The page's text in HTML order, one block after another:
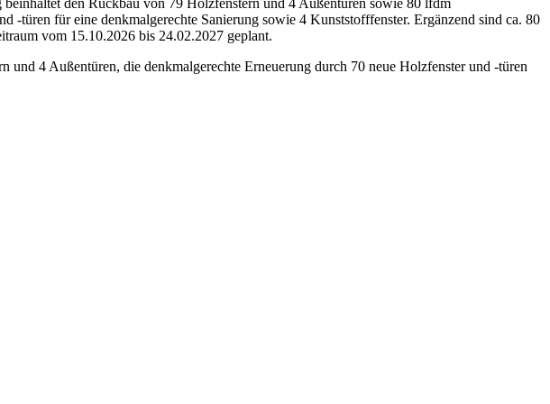
den Rückbau von 79 Holzfenstern und 4 Außentüren sowie 80 lfdm
-türen für eine denkmalgerechte Sanierung sowie 4 Kunststofffenster. Ergänzend sind ca. 80
vom 15.10.2026 bis 24.02.2027 geplant.
4 Außentüren, die denkmalgerechte Erneuerung durch 70 neue Holzfenster und -türen